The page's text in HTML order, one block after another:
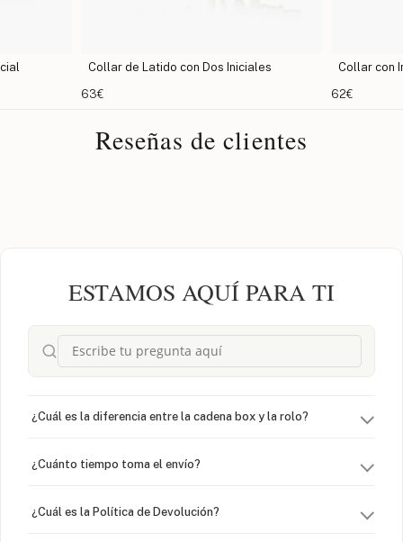
Collar de Latido con Dos Iniciales
63€
Collar con
62€
Reseñas de clientes
ESTAMOS AQUÍ PARA TI
¿Cuál es la diferencia entre la cadena box y la rolo?
¿Cuánto tiempo toma el envío?
¿Cuál es la Política de Devolución?